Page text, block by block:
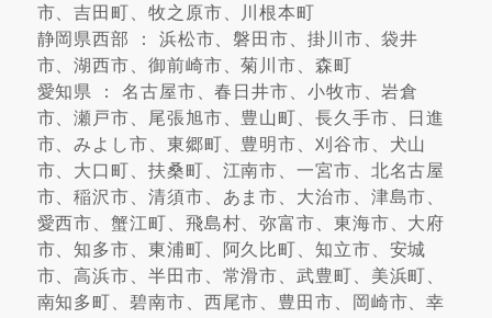
市、吉田町、牧之原市、川根本町
静岡県西部 ： 浜松市、磐田市、掛川市、袋井
市、湖西市、御前崎市、菊川市、森町
愛知県 ： 名古屋市、春日井市、小牧市、岩倉
市、瀬戸市、尾張旭市、豊山町、長久手市、日進
市、みよし市、東郷町、豊明市、刈谷市、犬山
市、大口町、扶桑町、江南市、一宮市、北名古屋
市、稲沢市、清須市、あま市、大治市、津島市、
愛西市、蟹江町、飛島村、弥富市、東海市、大府
市、知多市、東浦町、阿久比町、知立市、安城
市、高浜市、半田市、常滑市、武豊町、美浜町、
南知多町、碧南市、西尾市、豊田市、岡崎市、幸